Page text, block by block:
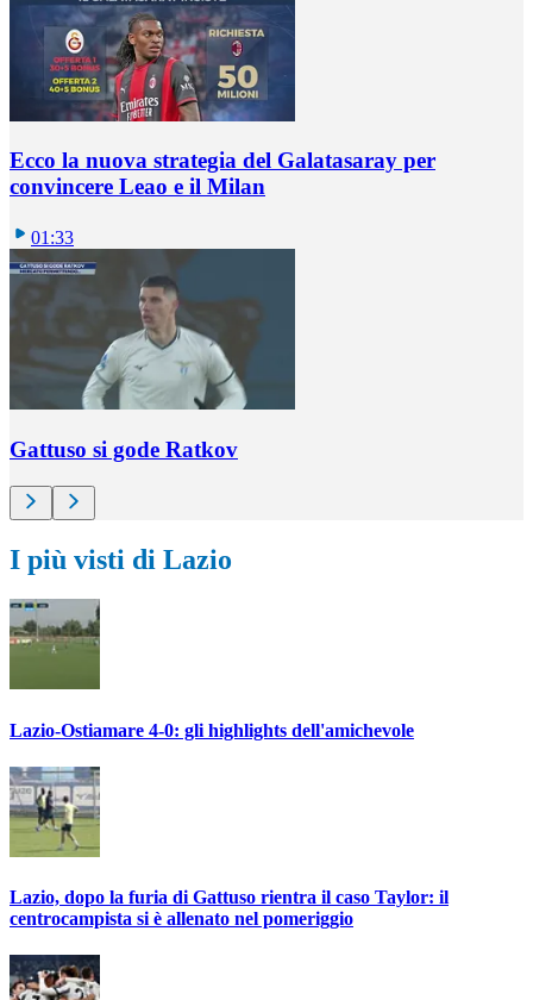
Ecco la nuova strategia del Galatasaray per
convincere Leao e il Milan
01:33
Gattuso si gode Ratkov
I più visti di Lazio
Lazio-Ostiamare 4-0: gli highlights dell'amichevole
Lazio, dopo la furia di Gattuso rientra il caso Taylor: il
centrocampista si è allenato nel pomeriggio